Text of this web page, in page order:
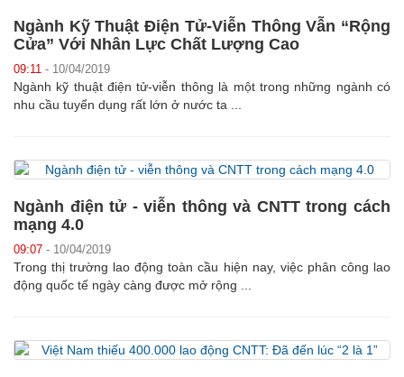
Ngành Kỹ Thuật Điện Tử-Viễn Thông Vẫn “Rộng
Cửa” Với Nhân Lực Chất Lượng Cao
09:11 - 10/04/2019
Ngành kỹ thuật điện tử-viễn thông là một trong những ngành có
nhu cầu tuyển dụng rất lớn ở nước ta ...
Ngành điện tử - viễn thông và CNTT trong cách
mạng 4.0
09:07 - 10/04/2019
Trong thị trường lao động toàn cầu hiện nay, việc phân công lao
động quốc tế ngày càng được mở rộng ...